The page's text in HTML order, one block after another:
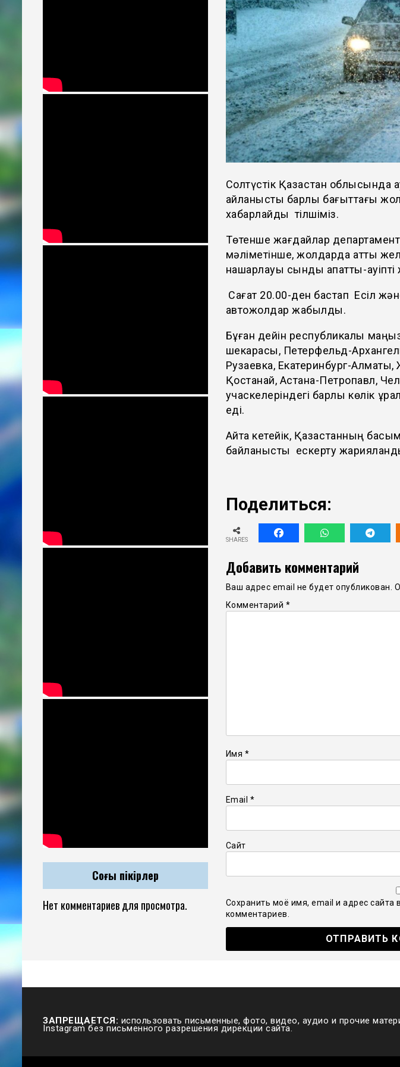
Солтүстік Қазақстан
айланысты барлық бағыттағы
хабарлайды тілшіміз.
Төтенше жағдайлар
мәліметінше, жолдарда қатты жел,
нашарлауы сынды апатты-қауіпті
Сағат 20.00-ден бастап Есіл
автожолдар жабылды.
Бұған дейін республикалық
шекарасы, Петерфельд-
Рузаевка, Екатеринбург-
Қостанай, Астана-Петропавл,
учаскелеріндегі барлық көлік
еді.
Айта кетейік, Қазақстанның
байланысты ескерту
Поделиться:
SHARES
Добавить комментарий
Ваш адрес email не будет опубликован.
Комментарий *
Имя *
Email *
Сайт
Сохранить моё имя, email и адрес
комментариев.
Соңғы пікірлер
Нет комментариев для просмотра.
ЗАПРЕЩАЕТСЯ: использовать письменные, фото, видео, аудио и прочие
Instagram без письменного разрешения дирекции сайта.